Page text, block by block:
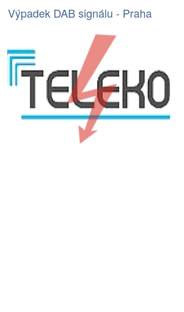
Výpadek DAB signálu - Praha